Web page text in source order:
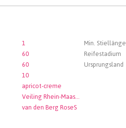
1 Min. Stiellänge
60 Reifestadium
60 Ursprungsland
10
apricot-creme
Veiling Rhein-Maas GmbH & Co. KG
van den Berg RoseS